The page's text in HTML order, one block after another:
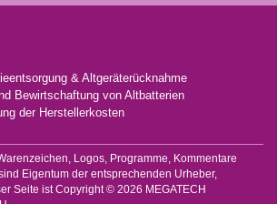
& Altgeräterücknahme
Bewirtschaftung von Altbatterien
der Herstellerkosten
Logos, Programme, Kommentare
Eigentum der entsprechenden Urheber,
Seite ist Copyright © 2026 MEGATECH